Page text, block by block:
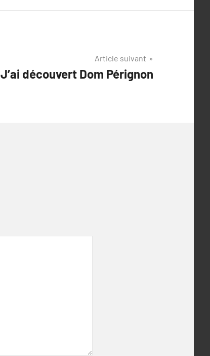
Article suivant
J’ai découvert Dom Pérignon